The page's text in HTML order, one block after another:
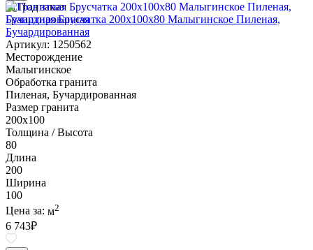
Под заказ
Гранитная Брусчатка 200х100x80 Малыгинское Пиленая,
Бучардированная
Артикул: 1250562
Месторождение
Малыгинское
Обработка гранита
Пиленая, Бучардированная
Размер гранита
200х100
Толщина / Высота
80
Длина
200
Ширина
100
Цена за: м2
6 743₽